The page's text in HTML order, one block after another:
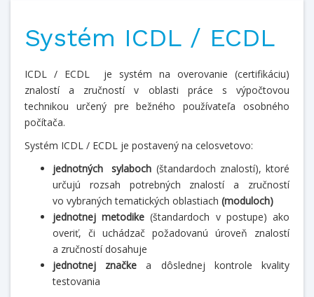
Systém ICDL / ECDL
ICDL / ECDL je systém na overovanie (certifikáciu)
znalostí a zručností v oblasti práce s výpočtovou
technikou určený pre bežného používateľa osobného
počítača.
Systém ICDL / ECDL je postavený na celosvetovo:
jednotných sylaboch (štandardoch znalostí), ktoré
určujú rozsah potrebných znalostí a zručností
vo vybraných tematických oblastiach (moduloch)
jednotnej metodike(štandardoch v postupe) ako
overiť, či uchádzač požadovanú úroveň znalostí
a zručností dosahuje
jednotnej značke a dôslednej kontrole kvality
testovania